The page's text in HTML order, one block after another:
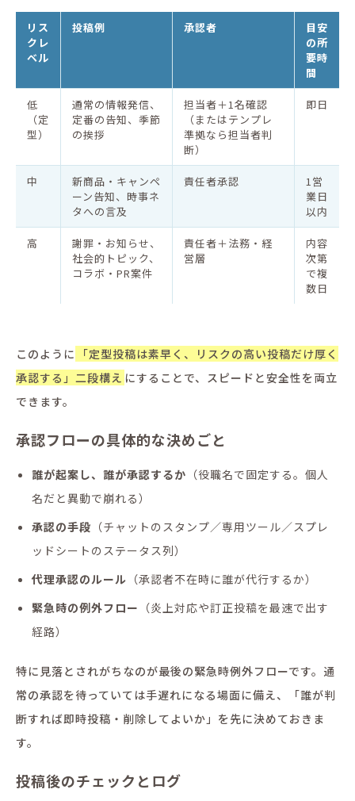
リス
クレ
ベル
投稿例 承認者
目安
の所
要時
間
低
（定
型）
通常の情報発信、
定番の告知、季節
の挨拶
担当者＋1名確認
（またはテンプレ
準拠なら担当者判
断）
即日
中
新商品・キャンペ
ーン告知、時事ネ
タへの言及
責任者承認
1営
業日
以内
高
謝罪・お知らせ、
社会的トピック、
コラボ・PR案件
責任者＋法務・経
営層
内容
次第
で複
数日
このように
「定型投稿は素早く、リスクの高い投稿だけ厚く
承認する」二段構え にすることで、スピードと安全性を両立
できます。
承認フローの具体的な決めごと
誰が起案し、誰が承認するか （役職名で固定する。個人
名だと異動で崩れる）
承認の手段 （チャットのスタンプ／専用ツール／スプレ
ッドシートのステータス列）
代理承認のルール （承認者不在時に誰が代行するか）
緊急時の例外フロー （炎上対応や訂正投稿を最速で出す
経路）
特に見落とされがちなのが最後の緊急時例外フローです。通
常の承認を待っていては手遅れになる場面に備え、「誰が判
断すれば即時投稿・削除してよいか」を先に決めておきま
す。
投稿後のチェックとログ